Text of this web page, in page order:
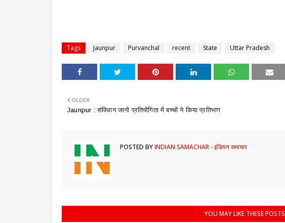
Tags Jaunpur Purvanchal recent State Uttar Pradesh
OLDER
Jaunpur : ​संविधान जानो प्रतियोगिता में बच्चों ने किया प्रतिभाग
POSTED BYINDIAN SAMACHAR - इंडियन समाचार
YOU MAY LIKE THESE POSTS